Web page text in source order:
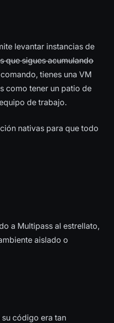
levantar instancias de
que sigues acumulando
tienes una VM
como tener un patio de
de trabajo.
nativas para que todo
a Multipass al estrellato,
aislado o
código era tan